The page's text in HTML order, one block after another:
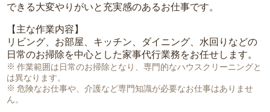
できる大変やりがいと充実感のあるお仕事です。
【主な作業内容】
リビング、お部屋、キッチン、ダイニング、水回りなどの
日常のお掃除を中心とした家事代行業務をお任せします。
作業範囲は日常のお掃除となり、専門的なハウスクリーニングと
は異なります。
危険なお仕事や、介護など専門知識が必要なお仕事はありませ
ん。